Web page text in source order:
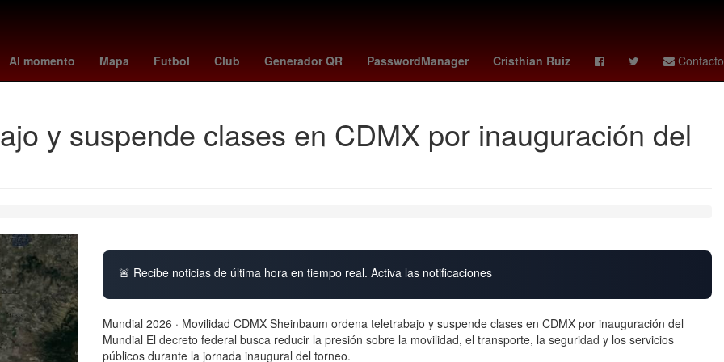
Al momento Mapa Futbol Club Generador QR PasswordManager Cristhian Ruiz Contacto
- angels mexico vs Los Mochis juventude - atlético mineiro HBO Aguascalientes Inundación Perú
y suspende clases en CDMX por inauguración del
🚨 Recibe noticias de última hora en tiempo real. Activa las notificaciones
Mundial 2026 · Movilidad CDMX Sheinbaum ordena teletrabajo y suspende clases en CDMX por inauguración del
Mundial El decreto federal busca reducir la presión sobre la movilidad, el transporte, la seguridad y los servicios
públicos durante la jornada inaugural del torneo.